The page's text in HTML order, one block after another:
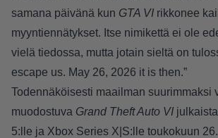
samana päivänä kun GTA VI rikkonee
myyntiennätykset. Itse nimikettä ei ole
vielä tiedossa, mutta jotain sieltä on
escape us. May 26, 2026 it is then.”
Todennäköisesti maailman suurimmaksi
muodostuva Grand Theft Auto VI
5:lle ja Xbox Series X|S:lle toukokuun